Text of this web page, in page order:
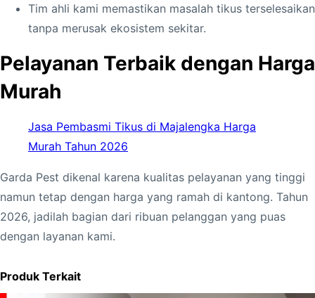
P
e
o
n
g
a
H
Tim ahli kami memastikan masalah tikus terselesaikan
tanpa merusak ekosistem sekitar.
Pelayanan Terbaik dengan Harga
Murah
Jasa Pembasmi Tikus di Majalengka Harga
Murah Tahun 2026
Garda Pest dikenal karena kualitas pelayanan yang tinggi
namun tetap dengan harga yang ramah di kantong. Tahun
2026, jadilah bagian dari ribuan pelanggan yang puas
dengan layanan kami.
Produk Terkait